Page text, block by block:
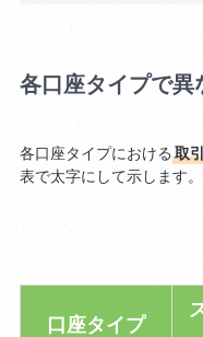
各口座タイプで異
各口座タイプにおける 取
表で太字にして示します。
口座タイプ